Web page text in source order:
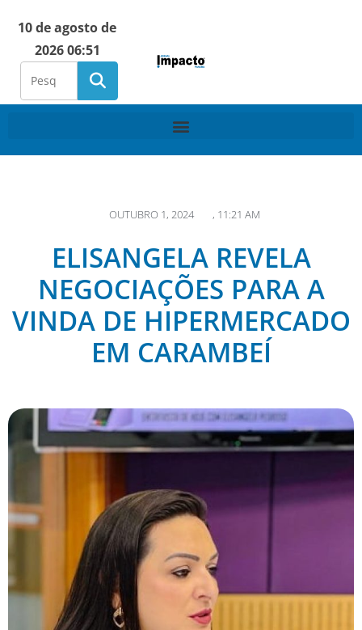
10 de agosto de
2026 06:51
OUTUBRO 1, 2024 , 11:21 AM
ELISANGELA REVELA
NEGOCIAÇÕES PARA A
VINDA DE HIPERMERCADO
EM CARAMBEÍ